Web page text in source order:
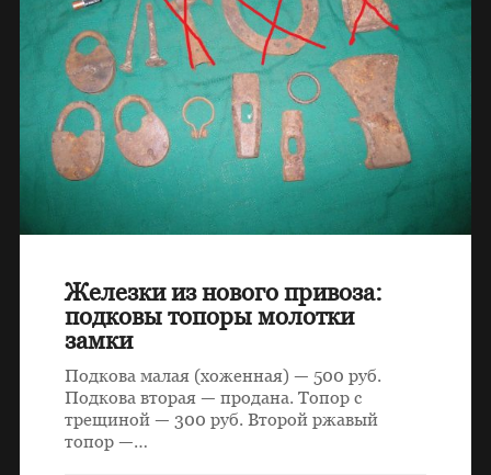
Железки из нового привоза:
подковы топоры молотки
замки
Подкова малая (хоженная) — 500 руб.
Подкова вторая — продана. Топор с
трещиной — 300 руб. Второй ржавый
топор —…